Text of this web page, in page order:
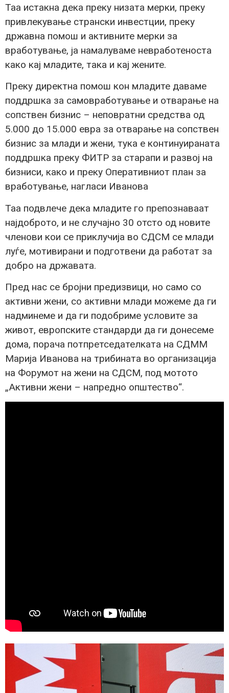
Таа истакна дека преку низата мерки, преку
привлекување странски инвестции, преку
државна помош и активните мерки за
вработување, ја намалуваме невработеноста
како кај младите, така и кај жените.
Преку директна помош кон младите даваме
поддршка за самовработување и отварање на
сопствен бизнис – неповратни средства од
5.000 до 15.000 евра за отварање на сопствен
бизнис за млади и жени, тука е континуираната
поддршка преку ФИТР за старапи и развој на
бизниси, како и преку Оперативниот план за
вработување, нагласи Иванова
Таа подвлече дека младите го препознаваат
најдоброто, и не случајно 30 отсто од новите
членови кои се приклучија во СДСМ се млади
луѓе, мотивирани и подготвени да работат за
добро на државата.
Пред нас се бројни предизвици, но само со
активни жени, со активни млади можеме да ги
надминеме и да ги подобриме условите за
живот, европските стандарди да ги донесеме
дома, порача потпретседателката на СДММ
Марија Иванова на трибината во организација
на Форумот на жени на СДСМ, под мотото
„Активни жени – напредно општество“.